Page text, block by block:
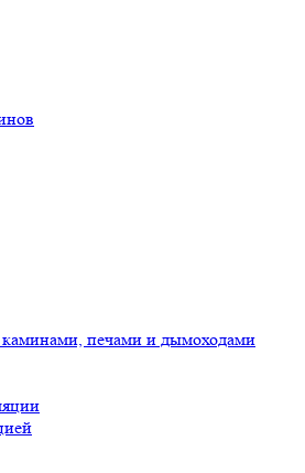
каминами, печами и дымоходами